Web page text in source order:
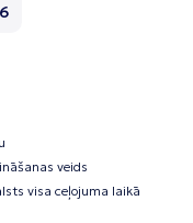
veids
visa ceļojuma laikā